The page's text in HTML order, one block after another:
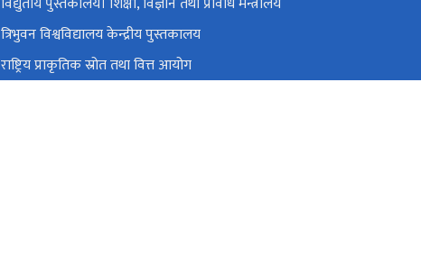
त्रिभुवन विश्वविद्यालय केन्द्रीय पुस्तकालय
राष्ट्रिय प्राकृतिक स्रोत तथा वित्त आयोग